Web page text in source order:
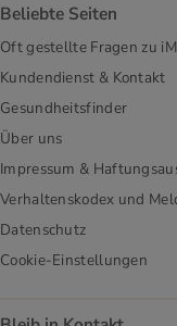
Beliebte Seiten
Oft gestellte Fragen zu
Kundendienst & Kontakt
Gesundheitsfinder
Über uns
Impressum &
Verhaltenskodex und
Datenschutz
Cookie-Einstellungen